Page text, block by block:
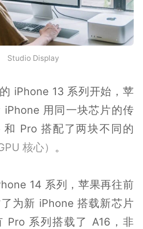
Studio Display
iPhone 13 系列开始，苹
iPhone 用同一块芯片的传
和 Pro 搭配了两块不同的
核心） 。
14 系列，苹果再往前
为新 iPhone 搭载新芯片
Pro 系列搭载了 A16，非